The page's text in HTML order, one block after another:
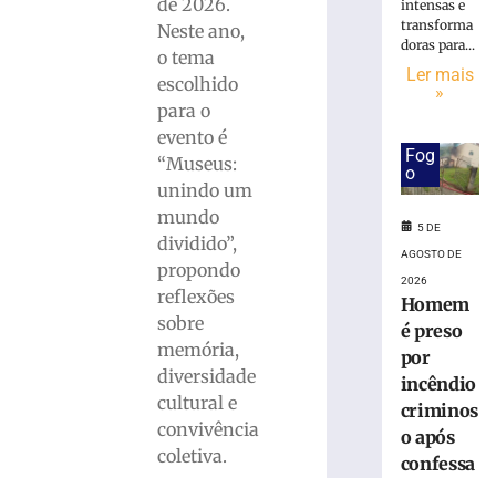
de 2026.
Neste ano,
o tema
escolhido
para o
evento é
“Museus:
unindo um
mundo
dividido”,
propondo
reflexões
sobre
memória,
diversidade
cultural e
convivência
coletiva.
Nove
participam
edição
Guabiruba
História
intensas e
transforma
doras para...
Ler mais
»
Fog
o
5 DE
AGOSTO DE
2026
Homem
é preso
por
incêndio
criminos
o após
confessa